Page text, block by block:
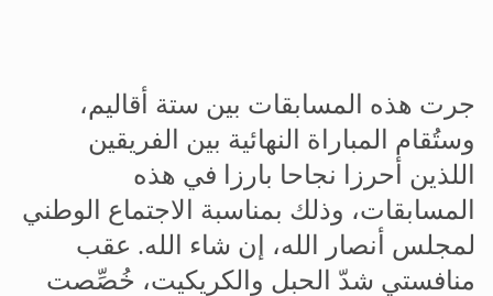
جرت هذه المسابقات بين ستة أقاليم،
وستُقام المباراة النهائية بين الفريقين
اللذين أحرزا نجاحا بارزا في هذه
المسابقات، وذلك بمناسبة الاجتماع الوطني
لمجلس أنصار الله، إن شاء الله. عقب
منافستي شدّ الحبل والكريكيت، خُصِّصت